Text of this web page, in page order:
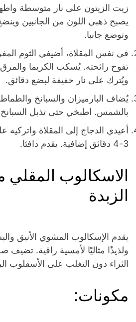
زيت الزيتون على نار متوسطة
يصبح ذهبي اللون من الجانبين
وتوضع جانبا.
في نفس المقلاة، أضيفي الثوم
تفوح رائحته. يُسكب الكريما والمرق
ويُترك على نار خفيفة لبضع دقائق.
يُضاف البارميزان والسبانخ
بالشمس. اطبخي حتى تذبل
أعيدي الدجاج إلى المقلاة واتركيه
3-4 دقائق إضافية. يقدم دافئا.
الاسكالوب
الزبدة
يقدم الإسكالوب المشوي الأنيق
ولذيذًا مثاليًا لأمسية راقية.
الثراء دون التغلب على الأسقلوب
مكونات: